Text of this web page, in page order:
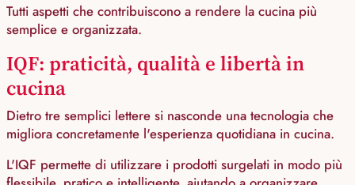
Tutti aspetti che contribuiscono a rendere la cucina più
semplice e organizzata.
IQF: praticità, qualità e libertà in
cucina
Dietro tre semplici lettere si nasconde una tecnologia che
migliora concretamente l'esperienza quotidiana in cucina.
L'IQF permette di utilizzare i prodotti surgelati in modo più